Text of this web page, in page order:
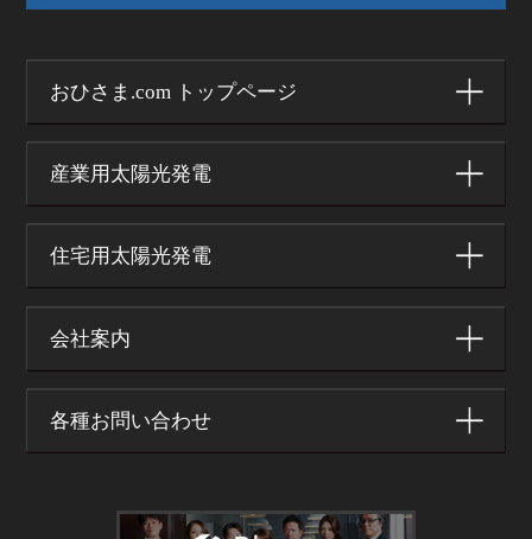
おひさま.com トップページ
産業用太陽光発電
住宅用太陽光発電
会社案内
各種お問い合わせ